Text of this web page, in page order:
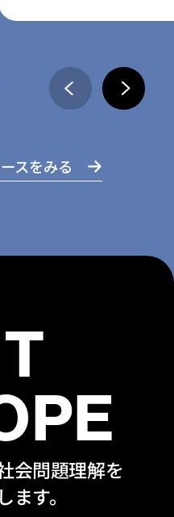
スをみる
会問題理解を
す。